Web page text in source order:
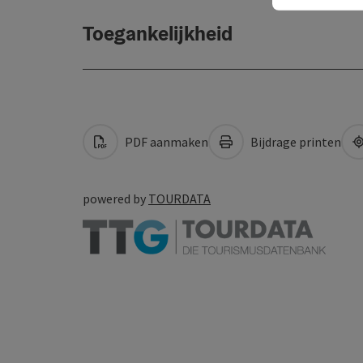
Toegankelijkheid
PDF aanmaken Bijdrage printen
powered by TOURDATA